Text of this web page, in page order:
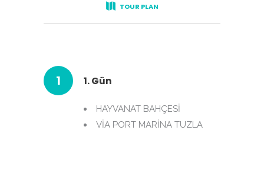
TOUR PLAN
1 1. Gün
HAYVANAT BAHÇESİ
VİA PORT MARİNA TUZLA